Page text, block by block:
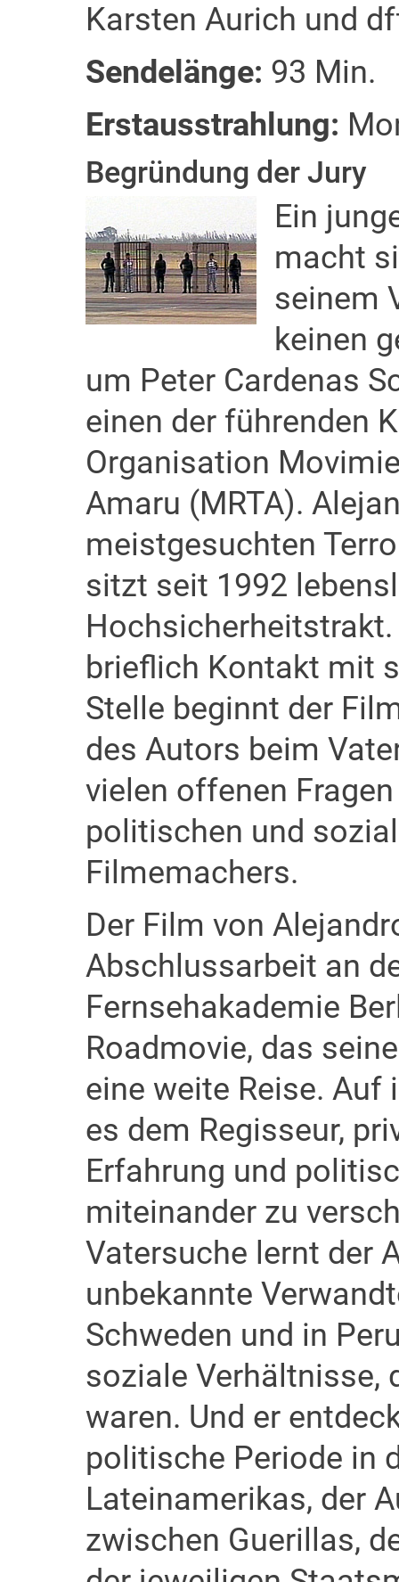
Karsten Aurich und
Sendelänge: 93 Min.
Erstausstrahlung:
Begründung der Jury
Ein
macht
seinem
keinen
um Peter Cardenas
einen der führenden
Organisation
Amaru (MRTA).
meistgesuchten
sitzt seit 1992
brieflich Kontakt mit
Stelle beginnt der
des Autors beim
vielen offenen
politischen und
Filmemachers.
Der Film von
Abschlussarbeit an
Fernsehakademie
Roadmovie, das
eine weite Reise.
es dem Regisseur,
Erfahrung und
miteinander zu
Vatersuche lernt der
unbekannte
Schweden und in
soziale Verhältnisse,
waren. Und er
politische Periode in
Lateinamerikas, der
zwischen Guerillas,